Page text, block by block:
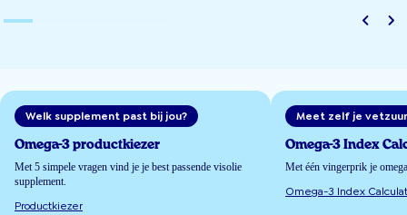
Welk supplement past bij jou?
Omega-3 productkiezer
Met 5 simpele vragen vind je je best passende visolie
supplement.
Productkiezer
Meet zelf je
Omega-3 Index
Met één vingerprik je
Omega-3 Index